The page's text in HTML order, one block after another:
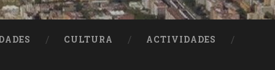
CULTURA ACTIVIDADES